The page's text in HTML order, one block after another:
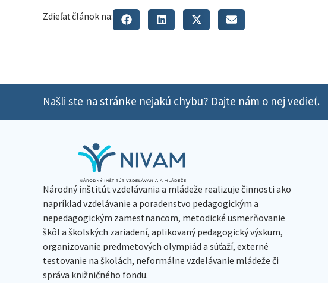
Zdieľať článok na:
Našli ste na stránke nejakú chybu? Dajte nám o nej vedieť.
Národný inštitút vzdelávania a mládeže realizuje činnosti ako
napríklad vzdelávanie a poradenstvo pedagogickým a
nepedagogickým zamestnancom, metodické usmerňovanie
škôl a školských zariadení, aplikovaný pedagogický výskum,
organizovanie predmetových olympiád a súťaží, externé
testovanie na školách, neformálne vzdelávanie mládeže či
správa knižničného fondu.